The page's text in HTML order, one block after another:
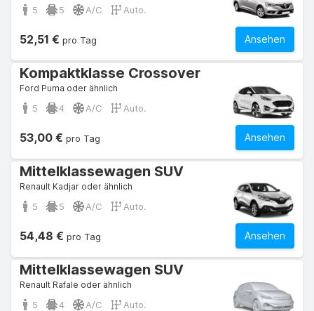
5 5 A/C Auto.
Ansehen
52,51 € pro Tag
Kompaktklasse Crossover
Ford Puma oder ähnlich
5 4 A/C Auto.
Ansehen
53,00 € pro Tag
Mittelklassewagen SUV
Renault Kadjar oder ähnlich
5 5 A/C Auto.
Ansehen
54,48 € pro Tag
Mittelklassewagen SUV
Renault Rafale oder ähnlich
5 4 A/C Auto.